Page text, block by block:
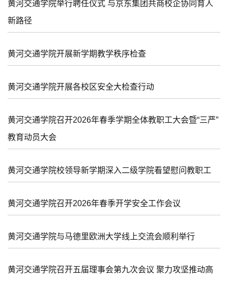
黄河交通学院举行聘任仪式 与京东集团共商校企协同育人
新路径
黄河交通学院开展新学期教学秩序检查
黄河交通学院开展各校区安全大检查行动
黄河交通学院召开2026年春季学期全体教职工大会暨“三严”
教育动员大会
黄河交通学院校领导新学期深入二级学院看望慰问教职工
黄河交通学院召开2026年春季开学安全工作会议
黄河交通学院与马德里欧洲大学线上交流会顺利举行
黄河交通学院召开五届理事会第九次会议 聚力攻坚推动高